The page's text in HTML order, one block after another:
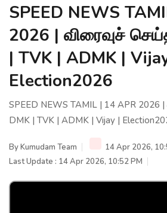
SPEED NEWS
2026 | விரைவுச்
| TVK | ADMK |
Election2026
SPEED NEWS TAMIL | 14 APR 2026
DMK | TVK | ADMK | Vijay |
ByKumudam Team
14 Apr 2026,
Last Update : 14 Apr 2026, 10:52 PM